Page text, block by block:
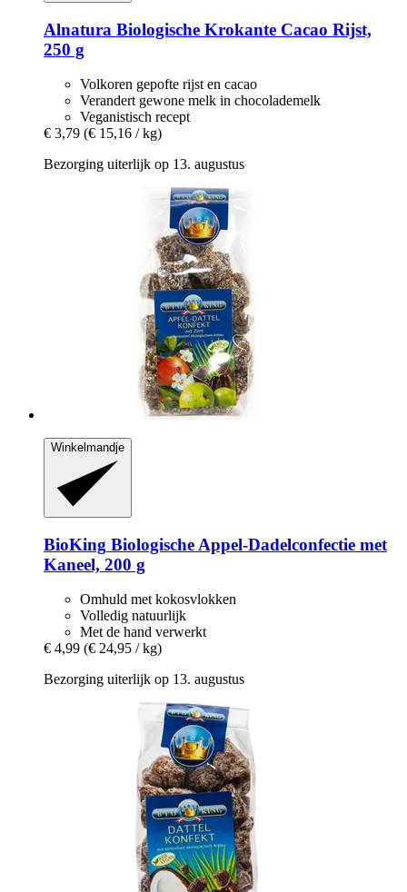
Alnatura Biologische Krokante Cacao Rijst,
250 g
Volkoren gepofte rijst en cacao
Verandert gewone melk in chocolademelk
Veganistisch recept
€ 3,79 (€ 15,16 / kg)
Bezorging uiterlijk op 13. augustus
Winkelmandje
BioKing Biologische Appel-​Dadelconfectie met
Kaneel, 200 g
Omhuld met kokosvlokken
Volledig natuurlijk
Met de hand verwerkt
€ 4,99 (€ 24,95 / kg)
Bezorging uiterlijk op 13. augustus